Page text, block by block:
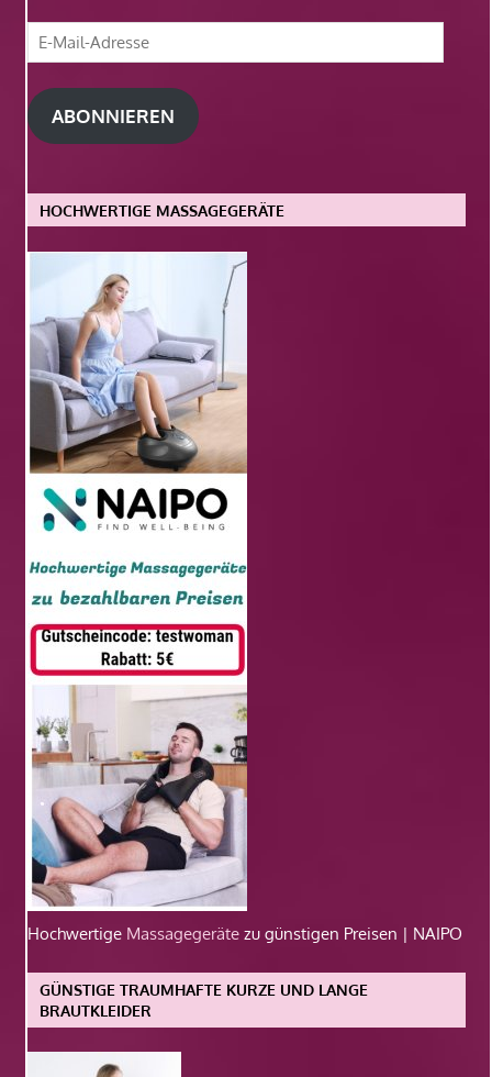
E-
Mail-
Adresse
ABONNIEREN
HOCHWERTIGE MASSAGEGERÄTE
Hochwertige Massagegeräte zu günstigen Preisen | NAIPO
GÜNSTIGE TRAUMHAFTE KURZE UND LANGE
BRAUTKLEIDER